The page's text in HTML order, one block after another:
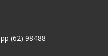
(62) 98488-